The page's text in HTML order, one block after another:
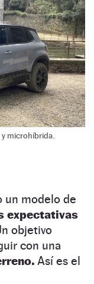
microhíbrida.
un modelo de
expectativas
objetivo
con una
Así es el